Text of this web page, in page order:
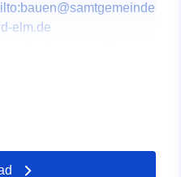
elm.de
elm.de/